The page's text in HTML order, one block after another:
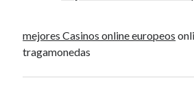
mejores Casinos online europeos
tragamonedas